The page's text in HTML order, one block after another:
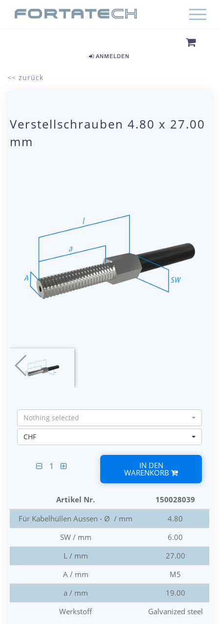
ANMELDEN
<< zurück
Verstellschrauben 4.80 x 27.00
mm
Nothing selected
CHF
1 IN DEN
WARENKORB
Artikel Nr.
150028039
Für Kabelhüllen Aussen - Ø / mm
4.80
SW / mm
6.00
L / mm
27.00
A / mm
M5
a / mm
19.00
Werkstoff
Galvanized steel